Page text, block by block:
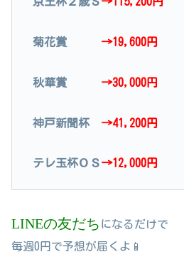
菊花賞 →19,600円
秋華賞 →30,000円
神戸新聞杯 →41,200円
テレ玉杯ＯＳ→12,000円
LINEの友だち になるだけで
毎週0円で予想が届くよ📱